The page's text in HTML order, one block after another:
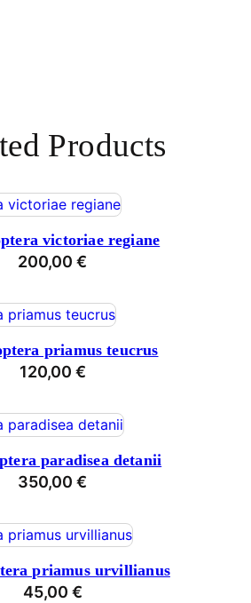
Products
victoriae regiane
200,00 €
priamus teucrus
120,00 €
paradisea detanii
350,00 €
priamus urvillianus
45,00 €